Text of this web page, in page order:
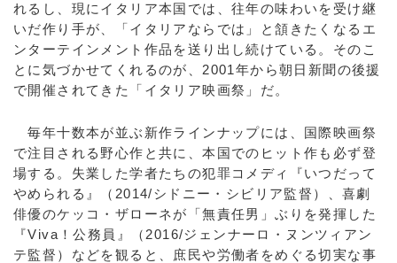
れるし、現にイタリア本国では、往年の味わいを受け継
いだ作り手が、「イタリアならでは」と頷きたくなるエ
ンターテインメント作品を送り出し続けている。そのこ
とに気づかせてくれるのが、2001年から朝日新聞の後援
で開催されてきた「イタリア映画祭」だ。
毎年十数本が並ぶ新作ラインナップには、国際映画祭
で注目される野心作と共に、本国でのヒット作も必ず登
場する。失業した学者たちの犯罪コメディ『いつだって
やめられる』（2014/シドニー・シビリア監督）、喜劇
俳優のケッコ・ザローネが「無責任男」ぶりを発揮した
『Viva！公務員』（2016/ジェンナーロ・ヌンツィアン
テ監督）などを観ると、庶民や労働者をめぐる切実な事